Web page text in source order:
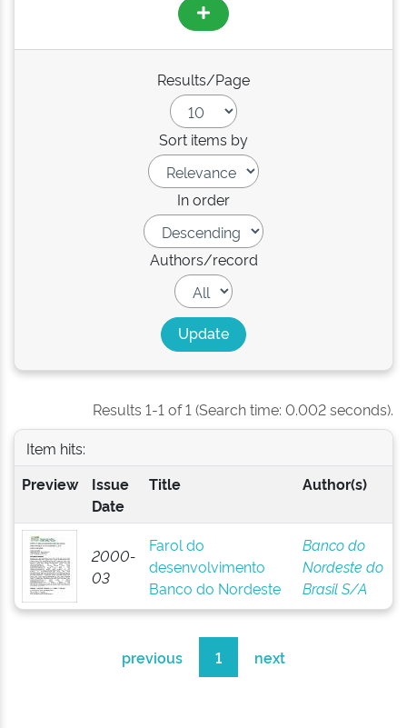
Results/Page
Sort items by
In order
Authors/record
Results 1-1 of 1 (Search time: 0.002 seconds).
Item hits:
Preview
Issue
Date
Title Author(s)
2000-
03
Farol do
desenvolvimento
Banco do Nordeste
Banco do
Nordeste do
Brasil S/A
previous 1 next